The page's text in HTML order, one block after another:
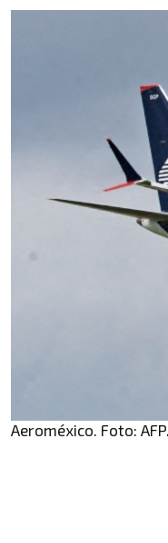
Aeroméxico. Foto: AFP.